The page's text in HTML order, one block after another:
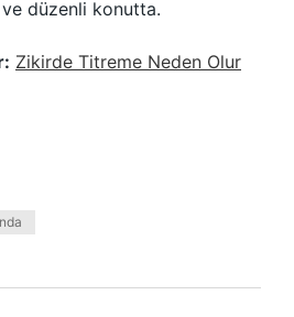
düzenli konutta.
Zikirde Titreme Neden Olur